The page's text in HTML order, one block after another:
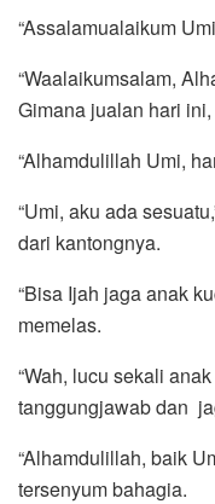
“Assalamualaikum
“Waalaikumsalam,
Gimana jualan hari ini,
“Alhamdulillah Umi,
“Umi, aku ada
dari kantongnya.
“Bisa Ijah jaga anak
memelas.
“Wah, lucu sekali
tanggungjawab dan
“Alhamdulillah, baik
tersenyum bahagia.